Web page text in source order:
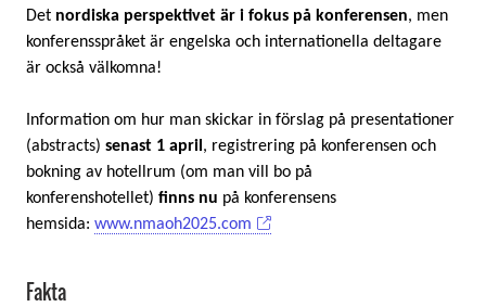
Det nordiska perspektivet är i fokus på konferensen, men
konferensspråket är engelska och internationella deltagare
är också välkomna!
Information om hur man skickar in förslag på presentationer
(abstracts) senast 1 april , registrering på konferensen och
bokning av hotellrum (om man vill bo på
konferenshotellet) finns nu på konferensens
hemsida: www.nmaoh2025.com
Fakta